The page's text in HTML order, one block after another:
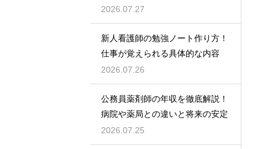
2026.07.27
新人看護師の勉強ノート作り方！
仕事が覚えられる具体的な内容
2026.07.26
公務員薬剤師の年収を徹底解説！
病院や薬局との違いと将来の安定
2026.07.25